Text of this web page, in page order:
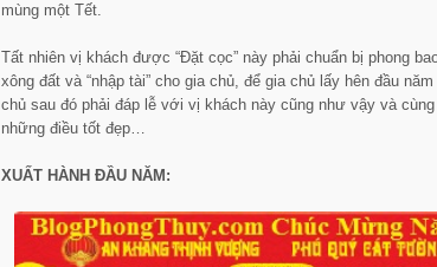
mùng một Tết.
Tất nhiên vị khách được “Đặt cọc” này phải chuẩn bị phong
xông đất và “nhập tài” cho gia chủ, để gia chủ lấy hên đầu
chủ sau đó phải đáp lễ với vị khách này cũng như vậy và
những điều tốt đẹp…
XUẤT HÀNH ĐẦU NĂM: